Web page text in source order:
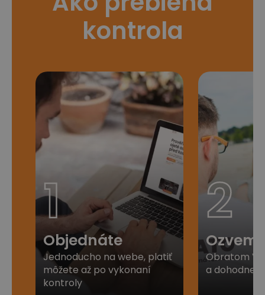
kontrola
1
Objednáte
Jednoducho na webe, platiť
môžete až po vykonaní
kontroly
2
Obratom
a